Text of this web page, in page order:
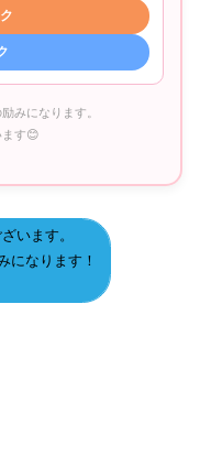
みになります。
す😊
います。
になります！